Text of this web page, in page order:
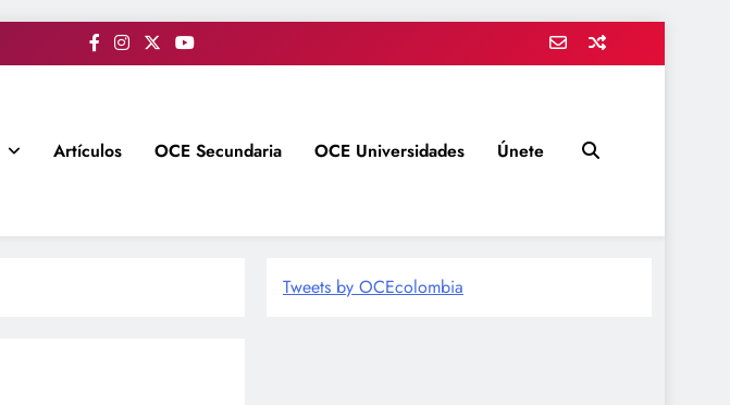
Artículos OCE Secundaria OCE Universidades Únete
Tweets by OCEcolombia